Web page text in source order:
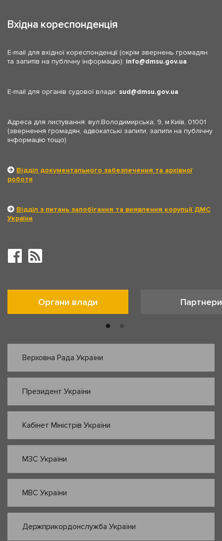
Вхідна кореспонденція
E-mail для вхідної кореспонденції (окрім звернень громадян
та запитів на публічну інформацію): info dmsu.gov.ua
E-mail для органів судової влади: sud dmsu.gov.ua
Адреса для листування: вул.Володимирська, 9, м.Київ, 01001
(звернення громадян, адвокатські запити, запити на публічну
інформацію тощо)
Відділ документального забезпечення та архівної
роботи
Відділ з питань запобігання та виявлення корупції ДМС
України
Органи влади Партнери
Верховна Рада України
Президент України
Кабінет Міністрів України
МЗС України
МВС України
Держприкордонслужба України